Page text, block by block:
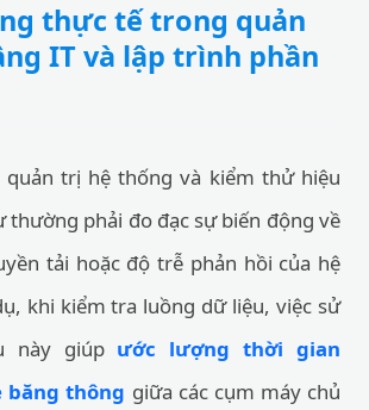
thực tế trong quản
IT và lập trình phần
quản trị hệ thống và kiểm thử hiệu
thường phải đo đạc sự biến động về
tải hoặc độ trễ phản hồi của hệ
khi kiểm tra luồng dữ liệu, việc sử
này giúp ước lượng thời gian
thông giữa các cụm máy chủ